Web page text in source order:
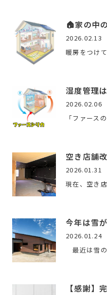
🏠家の中
2026.02.13
湿度管理
2026.02.06
空き店舗
2026.01.31
今年は雪
2026.01.24